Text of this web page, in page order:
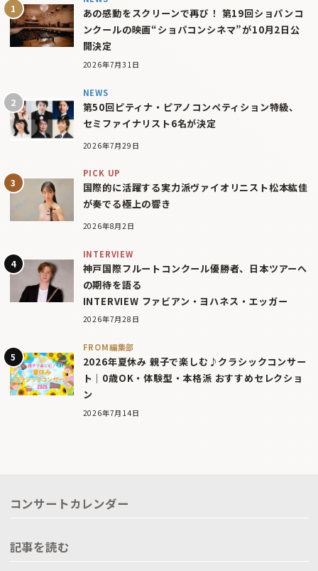
あの感動をスクリーンで再び！ 第19回ショパンコ
ンクールの映画“ショパコンシネマ”が10月2日公
開決定
2026年7月31日
NEWS
第50回ピティナ・ピアノコンペティション特級、
セミファイナリスト6名が決定
2026年7月29日
PICK UP
国際的に活躍する実力派ヴァイオリニスト松本紘佳
が奏でる極上の響き
2026年8月2日
INTERVIEW
神戸国際フルートコンクール優勝者、日本ツアーへ
の期待を語る
INTERVIEW ファビアン・ヨハネス・エッガー
2026年7月28日
FROM編集部
2026年夏休み 親子で楽しむ♪クラシックコンサー
ト｜0歳OK・体験型・本格派 おすすめセレクショ
ン
2026年7月14日
コンサートカレンダー
記事を読む